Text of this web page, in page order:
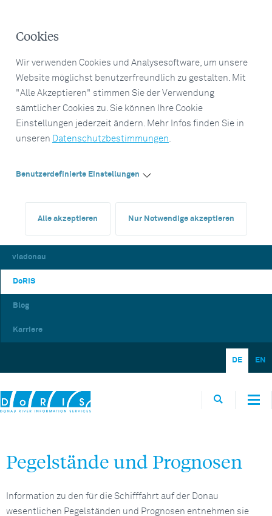
Cookies
Wir verwenden Cookies und Analysesoftware, um unsere
Website möglichst benutzerfreundlich zu gestalten. Mit
"Alle Akzeptieren" stimmen Sie der Verwendung
sämtlicher Cookies zu. Sie können Ihre Cookie
Einstellungen jederzeit ändern. Mehr Infos finden Sie in
unseren Datenschutzbestimmungen.
Benutzerdefinierte Einstellungen
Alle akzeptieren Nur Notwendige akzeptieren
viadonau
DoRIS
Blog
Karriere
DE EN
Pegelstände und Prognosen
Information zu den für die Schifffahrt auf der Donau
wesentlichen Pegelständen und Prognosen entnehmen sie